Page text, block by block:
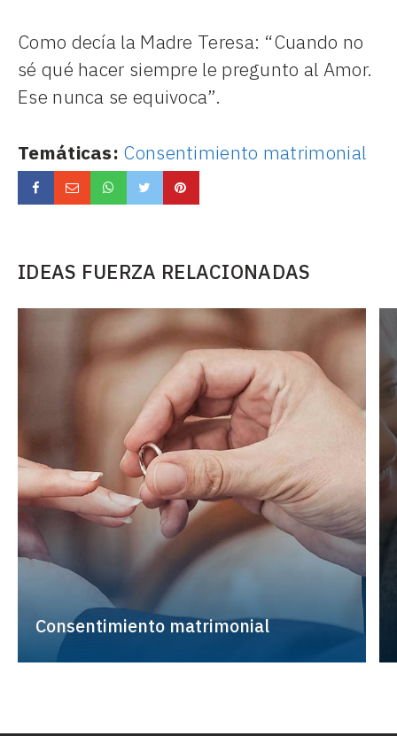
Como decía la Madre Teresa: “Cuando no
sé qué hacer siempre le pregunto al Amor.
Ese nunca se equivoca”.
Temáticas: Consentimiento matrimonial
IDEAS FUERZA RELACIONADAS
Consentimiento matrimonial